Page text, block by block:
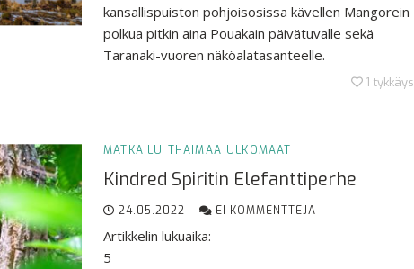
kansallispuiston pohjoisosissa kävellen Mangorein
polkua pitkin aina Pouakain päivätuvalle sekä
Taranaki-vuoren näköalatasanteelle.
1 tykkäys
MATKAILU THAIMAA ULKOMAAT
Kindred Spiritin Elefanttiperhe
24.05.2022 EI KOMMENTTEJA
Artikkelin lukuaika:
5